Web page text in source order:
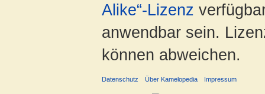
Alike“-Lizenz
anwendbar sein.
können abweichen.
Datenschutz Über Kamelopedia Impressum